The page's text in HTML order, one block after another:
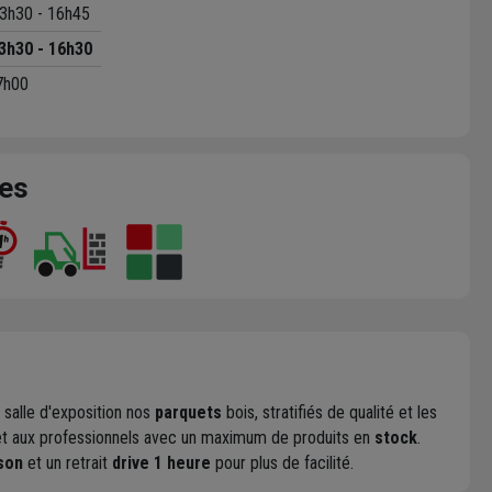
- 16h45
- 16h30
d'exposition nos parquets bois, stratifiés de qualité et les
professionnels avec un maximum de produits en stock
et un retrait drive 1 heure pour plus de facilité.